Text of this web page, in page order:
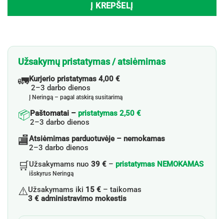
Į KREPŠELĮ
Užsakymų pristatymas / atsiėmimas
🚛Kurjerio pristatymas 4,00 €
2–3 darbo dienos
Į Neringą – pagal atskirą susitarimą
📦 Paštomatai – pristatymas 2,50 €
2–3 darbo dienos
🏬Atsiėmimas parduotuvėje – nemokamas
2–3 darbo dienos
🛒 Užsakymams nuo 39 € – pristatymas NEMOKAMAS
išskyrus Neringą
⚠️Užsakymams iki 15 € – taikomas
3 € administravimo mokestis